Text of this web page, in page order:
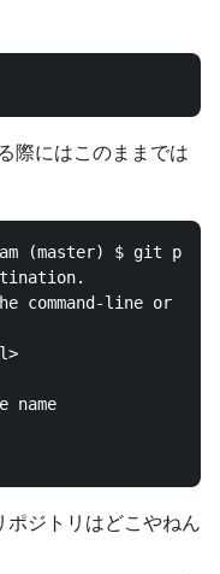
際にはこのままでは
(master) $ git push
command-line or
name
ポジトリはどこやねん